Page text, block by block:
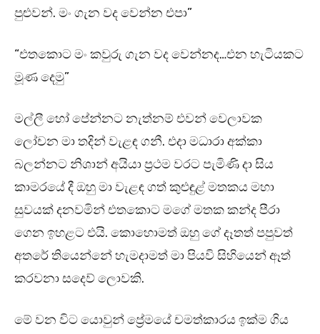
පුළුවන්. මං ගැන වද වෙන්න එපා”
“එතකොට මං කවුරු ගැන වද වෙන්නද…එන හැටියකට
මූණ දෙමු”
මල්ලී හෝ පේන්නට නැත්නම් එවන් වෙලාවක
ලෝචන මා තදින් වැළඳ ගනී. එදා මධාරා අක්කා
බලන්නට නිශාන් අයියා ප්‍රථම වරට පැමිණි දා සිය
කාමරයේ දී ඔහු මා වැළඳ ගත් කුළුඳුළ් මතකය මහා
සුවයක් දනවමින් එතකොට මගේ මතක කන්ද පීරා
ගෙන ඉහළට එයි. කොහොමත් ඔහු ගේ දෑතත් පපුවත්
අතරේ තියෙන්නේ හැමදාමත් මා පියවි සිහියෙන් ඈත්
කරවනා සදෙව් ලොවකි.
මේ වන විට යොවුන් ප්‍රේමයේ චමත්කාරය ඉක්ම ගිය